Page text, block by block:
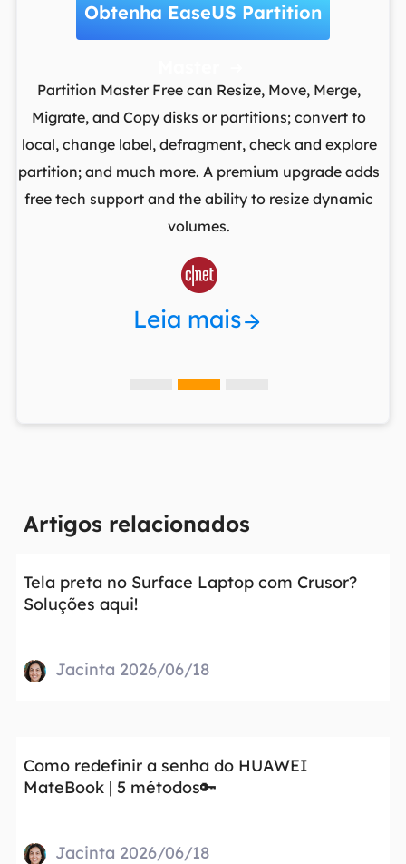
Obtenha EaseUS Partition
Partition Master Free can Resize, Move, Merge,
Migrate, and Copy disks or partitions; convert to
local, change label, defragment, check and explore
partition; and much more. A premium upgrade adds
free tech support and the ability to resize dynamic
volumes.

Leia mais
Artigos relacionados
Tela preta no Surface Laptop com Crusor?
Soluções aqui!
Jacinta 2026/06/18
Como redefinir a senha do HUAWEI
MateBook | 5 métodos🔑
Jacinta 2026/06/18